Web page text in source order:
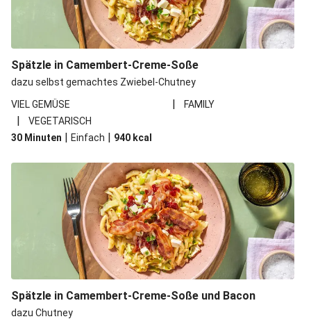
Spätzle in Camembert-Creme-Soße
dazu selbst gemachtes Zwiebel-Chutney
VIEL GEMÜSE
| FAMILY
|
VEGETARISCH
30 Minuten | Einfach | 940 kcal
Spätzle in Camembert-Creme-Soße und Bacon
dazu Chutney